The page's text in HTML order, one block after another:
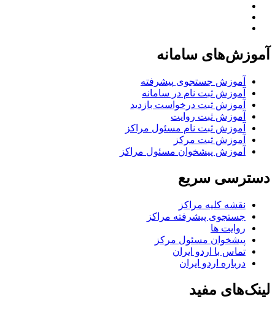
آموزش‌های سامانه
آموزش جستجوی پیشرفته
آموزش ثبت نام در سامانه
آموزش ثبت درخواست بازدید
آموزش ثبت روایت
آموزش ثبت نام مسئول مراکز
آموزش ثبت مرکز
آموزش پیشخوان مسئول مراکز
دسترسی سریع
نقشه کلیه مراکز
جستجوی پیشرفته مراکز
روایت ها
پیشخوان مسئول مرکز
تماس با اردو ایران
درباره اردو ایران
لینک‌های مفید